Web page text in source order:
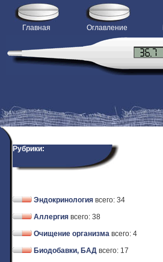
Главная Оглавление
Рубрики:
Эндокринология всего: 34
Аллергия всего: 38
Очищение организма всего: 4
Биодобавки, БАД всего: 17